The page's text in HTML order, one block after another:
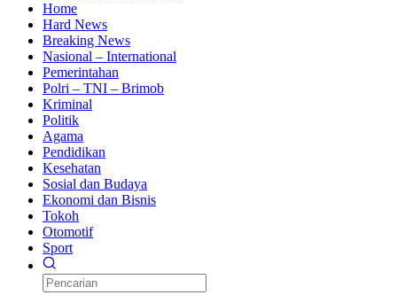
Home
Hard News
Breaking News
Nasional – International
Pemerintahan
Polri – TNI – Brimob
Kriminal
Politik
Agama
Pendidikan
Kesehatan
Sosial dan Budaya
Ekonomi dan Bisnis
Tokoh
Otomotif
Sport